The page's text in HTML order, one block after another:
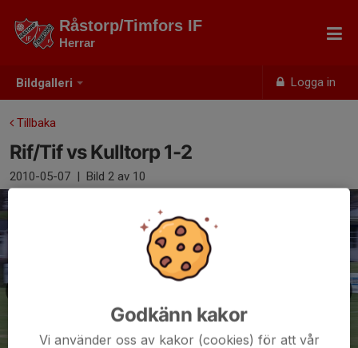
Bildgalleri Logga in
Råstorp/Timfors IF
Herrar
Tillbaka
Rif/Tif vs Kulltorp 1-2
2010-05-07 | Bild 2 av 10
Godkänn kakor
Vi använder oss av kakor (cookies) för att vår